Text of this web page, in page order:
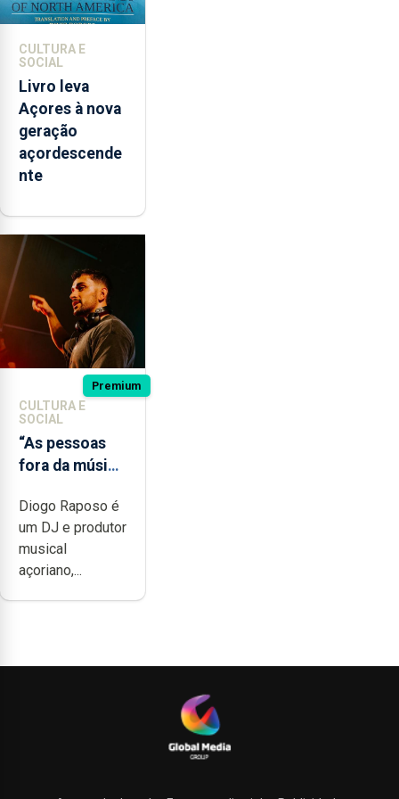
CULTURA E
SOCIAL
Livro leva
Açores à nova
geração
açordescende
nte
Premium
CULTURA E
SOCIAL
“As pessoas
fora da música
noção do quão
difícil é
produzir uma
música”
Diogo Raposo é
um DJ e produtor
musical
açoriano,...